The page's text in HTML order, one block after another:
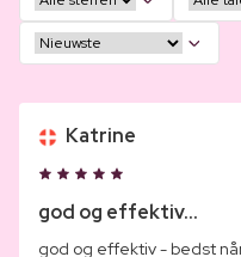
Katrine
god og effektiv...
god og effektiv - bedst